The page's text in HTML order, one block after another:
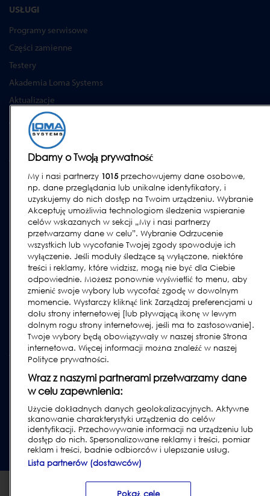
USŁUGI
Programy serwisowe
Części zamienne
Testery
Akademia Loma Systems
Aktualizacje
WSPARCIE
Kontakt
Wezwij serwis
Instrukcje obsługi
Poradniki
Urządzenia lock & cintex
Subscribe to our Newsletter
Polityka prywatności i ciasteczka|Nota prawna|Warunki
korzystania - klienci |Warunki korzystania - dostawcy
punkt 2 [Prawo Atomowe, Dz. U. nr 1792 z 2019 r.]|Report Code of
Conduct Violation
© 2026 Loma Systems - A Division of ITW
Dbamy o Twoją prywatność
My i nasi partnerzy 1015przechowujemy dane osobowe,
np. dane przeglądania lub unikalne identyfikatory, i
uzyskujemy do nich dostęp na Twoim urządzeniu. Wybranie
Akceptuję umożliwia technologiom śledzenia wspieranie
celów wskazanych w sekcji „My i nasi partnerzy
przetwarzamy dane w celu”. Wybranie Odrzucenie
wszystkich lub wycofanie Twojej zgody spowoduje ich
wyłączenie. Jeśli moduły śledzące są wyłączone, niektóre
treści i reklamy, które widzisz, mogą nie być dla Ciebie
odpowiednie. Możesz ponownie wyświetlić to menu, aby
zmienić swoje wybory lub wycofać zgodę w dowolnym
momencie. Wystarczy kliknąć link Zarządzaj preferencjami u
dołu strony internetowej [lub pływającą ikonę w lewym
dolnym rogu strony internetowej, jeśli ma to zastosowanie].
Twoje wybory będą obowiązywały w naszej stronie Strona
internetowa. Więcej informacji można znaleźć w naszej
Polityce prywatności.
Wraz z naszymi partnerami przetwarzamy dane
w celu zapewnienia:
Użycie dokładnych danych geolokalizacyjnych. Aktywne
skanowanie charakterystyki urządzenia do celów
identyfikacji. Przechowywanie informacji na urządzeniu lub
dostęp do nich. Spersonalizowane reklamy i treści, pomiar
reklam i treści, badnie odbiorców i ulepszanie usług.
Lista partnerów (dostawców)
Pokaż cele